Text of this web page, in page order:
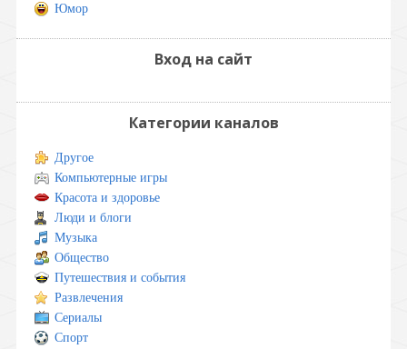
Юмор
Вход на сайт
Категории каналов
Другое
Компьютерные игры
Красота и здоровье
Люди и блоги
Музыка
Общество
Путешествия и события
Развлечения
Сериалы
Спорт